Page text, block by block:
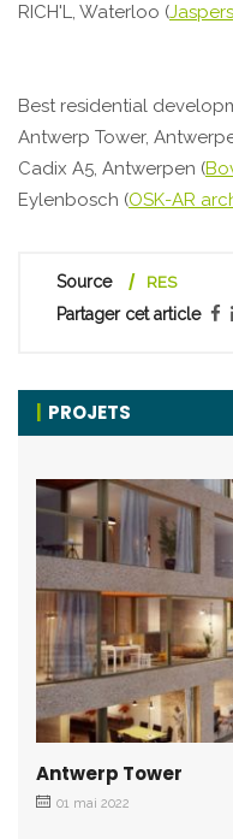
RICH'L, Waterloo (
Best residential
Antwerp Tower,
Cadix A5, Antwerpen (
Eylenbosch (OSK-AR
Source RES
Partager cet article
PROJETS
Antwerp Tower
01 mai 2022